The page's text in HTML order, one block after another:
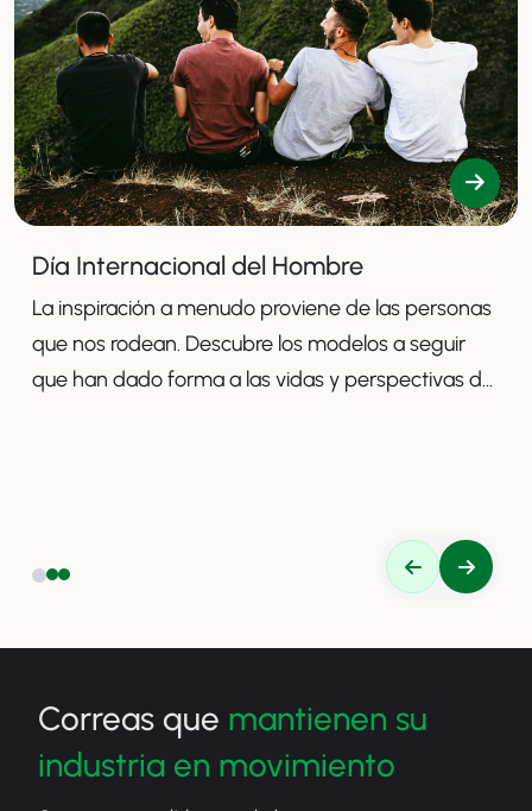
Día Internacional del Hombre
La inspiración a menudo proviene de las personas
que nos rodean. Descubre los modelos a seguir
que han dado forma a las vidas y perspectivas de
Correas que mantienen su
industria en movimiento